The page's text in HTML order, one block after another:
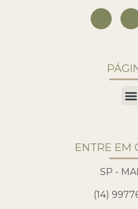
ENTRE EM
SP -
(14)